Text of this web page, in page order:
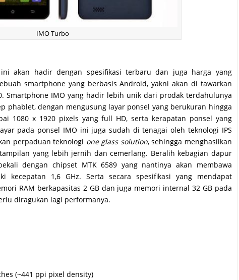
IMO Turbo
akan hadir dengan spesifikasi terbaru dan juga harga yang
smartphone yang berbasis Android, yakni akan di tawarkan
Smartphone IMO yang hadir lebih unik dari prodak terdahulunya
phablet, dengan mengusung layar ponsel yang berukuran hingga
1080 x 1920 pixels yang full HD, serta kerapatan ponsel yang
pada ponsel IMO ini juga sudah di tenagai oleh teknologi IPS
perpaduan teknologi one glass solution, sehingga menghasilkan
yang lebih jernih dan cemerlang. Beralih kebagian dapur
dengan chipset MTK 6589 yang nantinya akan membawa
kecepatan 1,6 GHz. Serta secara spesifikasi yang mendapat
RAM berkapasitas 2 GB dan juga memori internal 32 GB pada
diragukan lagi performanya.
(~441 ppi pixel density)